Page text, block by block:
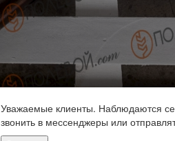
Уважаемые клиенты. Наблюдаются
звонить в мессенджеры или